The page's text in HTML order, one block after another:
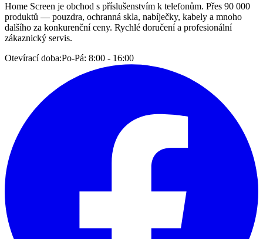
Home Screen je obchod s příslušenstvím k telefonům. Přes 90 000
produktů — pouzdra, ochranná skla, nabíječky, kabely a mnoho
dalšího za konkurenční ceny. Rychlé doručení a profesionální
zákaznický servis.
Otevírací doba:Po-Pá: 8:00 - 16:00